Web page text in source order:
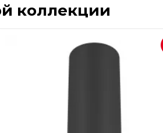
коллекцииБыстрый просмотр